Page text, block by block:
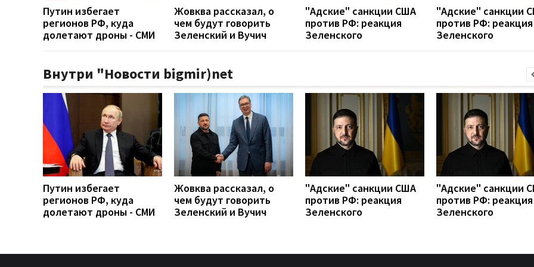
Путин избегает
регионов РФ, куда
долетают дроны - СМИ
Жовква рассказал, о
чем будут говорить
Зеленский и Вучич
"Адские" санкции США
против РФ: реакция
Зеленского
"Адские" санкции
против РФ: реакция
Зеленского
Внутри "Новости bigmir)net
Путин избегает
регионов РФ, куда
долетают дроны - СМИ
Жовква рассказал, о
чем будут говорить
Зеленский и Вучич
"Адские" санкции США
против РФ: реакция
Зеленского
"Адские" санкции
против РФ: реакция
Зеленского